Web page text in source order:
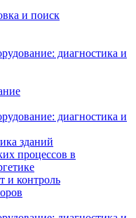
и поиск
диагностика и
диагностика и
зданий
процессов в
и контроль